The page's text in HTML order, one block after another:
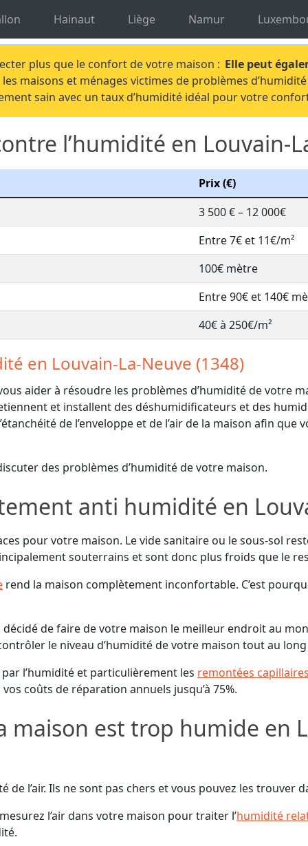
Hainaut Liège Namur
Brabant Wallon Traitement humidité Louvain-La-
plus que le confort de votre maison : Elle peut
maisons et ménages victimes de problèmes
sain avec un taux d’humidité idéal pour votre
l’humidité en Louvain-
Prix (€)
3 500 € – 12 000€
Entre 7€ et 11€/m²
100€ mètre
Entre 90€ et 140€
40€ à 250€/m²
en Louvain-La-Neuve (1348)
aider à résoudre les problèmes d’humidité de votre
et installent des déshumidificateurs et des
de l’enveloppe et de l’air de la maison afin
des problèmes d’humidité de votre maison.
anti humidité en
pour votre maison. Le vide sanitaire ou le sous-sol
souterrains et sont donc plus froids que le
rend la maison complètement inconfortable. C’est
décidé de faire de votre maison le meilleur endroit au
le niveau d’humidité de votre maison tout au long
l’humidité et particulièrement les remontées
coûts de réparation annuels jusqu’à 75%.
maison est trop humide en
de l’air. Ils ne sont pas chers et vous pouvez les trouver
l’air dans votre maison pour traiter l’humidité